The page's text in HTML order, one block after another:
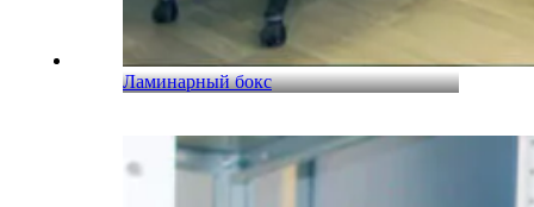
Ламинарный бокс